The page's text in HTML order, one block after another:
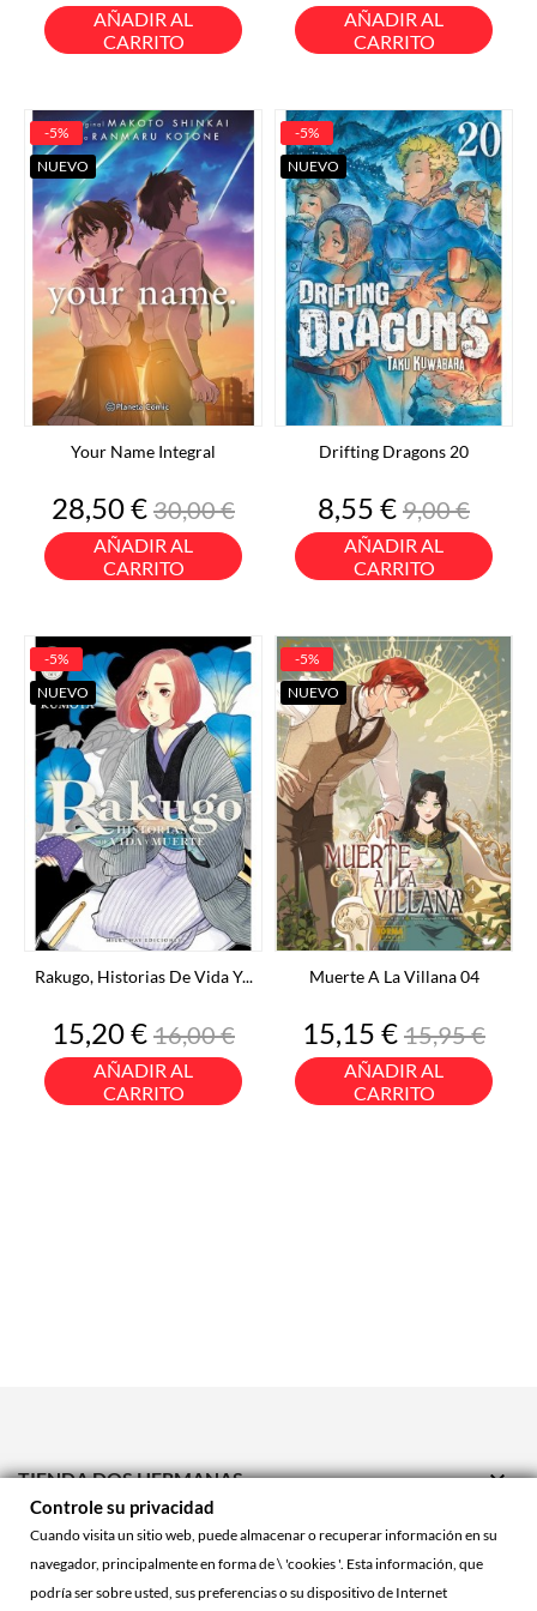
base
AÑADIR AL
CARRITO
base
AÑADIR AL
CARRITO
Your Name Integral
Precio
28,50 €Precio
base
30,00 €
AÑADIR AL
CARRITO
-5%
NUEVO
Drifting Dragons 20
Precio
8,55 €Precio
base
9,00 €
AÑADIR AL
CARRITO
-5%
NUEVO
Rakugo, Historias De Vida Y...
Precio
15,20 €Precio
base
16,00 €
AÑADIR AL
CARRITO
-5%
NUEVO
Muerte A La Villana 04
Precio
15,15 €Precio
base
15,95 €
AÑADIR AL
CARRITO
-5%
NUEVO
TIENDA DOS HERMANAS 
TIENDA ONLINE 
ACCOUNT
Controle su privacidad
Cuando visita un sitio web, puede almacenar o recuperar información en su
navegador, principalmente en forma de \ 'cookies '. Esta información, que
podría ser sobre usted, sus preferencias o su dispositivo de Internet